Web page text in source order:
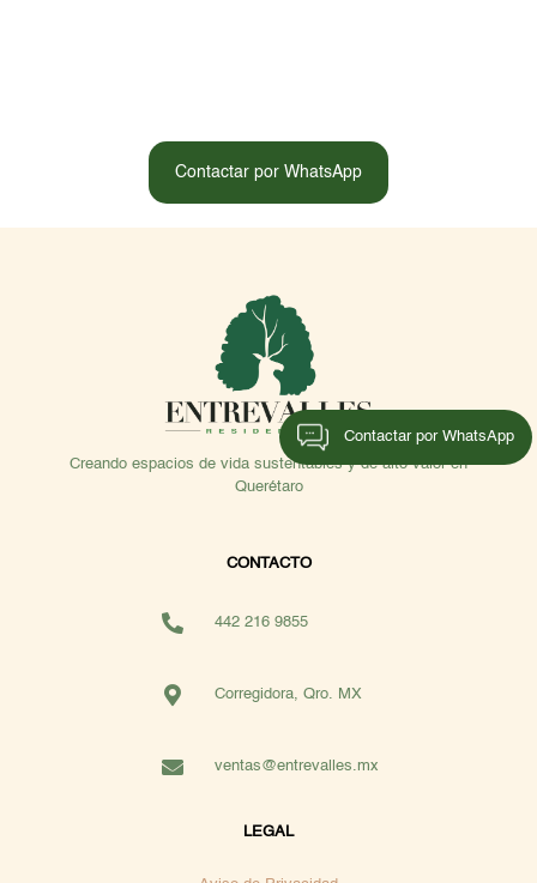
Contactar por WhatsApp
Creando espacios de vida sustentables y de alto valor en
Querétaro
CONTACTO
442 216 9855
Corregidora, Qro. MX
ventas@entrevalles.mx
LEGAL
Contactar por WhatsApp